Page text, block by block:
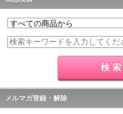
メルマガ登録・解除